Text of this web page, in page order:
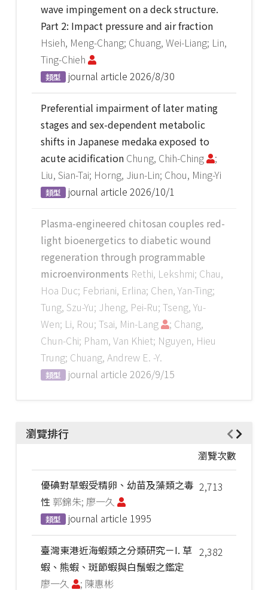
wave impingement on a deck structure.
Part 2: Impact pressure and air fraction
Hsieh, Meng-Chang; Chuang, Wei-Liang; Lin,
Ting-Chieh
類型 journal article 2026/8/30
Preferential impairment of later mating
stages and sex-dependent metabolic
shifts in Japanese medaka exposed to
acute acidification Chung, Chih-Ching
;
Liu, Sian-Tai; Horng, Jiun-Lin; Chou, Ming-Yi
類型 journal article 2026/10/1
Plasma-engineered chitosan couples red-
light bioenergetics to diabetic wound
regeneration through programmable
microenvironments Rethi, Lekshmi; Chau,
Hoa Duc; Febriani, Erlina; Chen, Yan-Ting;
Tung, Szu-Yu; Jheng, Pei-Ru; Tseng, Yu-
Wen; Li, Rou; Tsai, Min-Lang
; Chang,
Chun-Chi; Pham, Van Khiet; Nguyen, Hieu
Trung; Chuang, Andrew E. -Y.
類型 journal article 2026/9/15
瀏覽排行
瀏覽次數
2,713
優碘對草蝦受精卵、幼苗及藻類之毒
性 郭錦朱; 廖一久
類型 journal article 1995
2,382
臺灣東港近海蝦類之分類研究－I. 草
蝦、熊蝦、斑節蝦與白鬚蝦之鑑定
廖一久
; 陳惠彬